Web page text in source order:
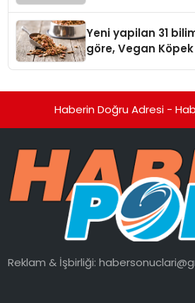
Yeni yapilan 31
göre, Vegan
Haberin Doğru Adresi -
Reklam & İşbirliği: